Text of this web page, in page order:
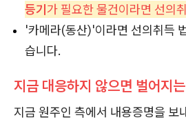
등기가 필요한 물건이라면 선의
'카메라(동산)'이라면 선의취득
습니다.
지금 대응하지 않으면 벌어지
지금 원주인 측에서 내용증명을 보